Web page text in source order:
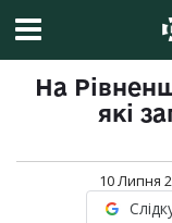
На
які
10 Липня